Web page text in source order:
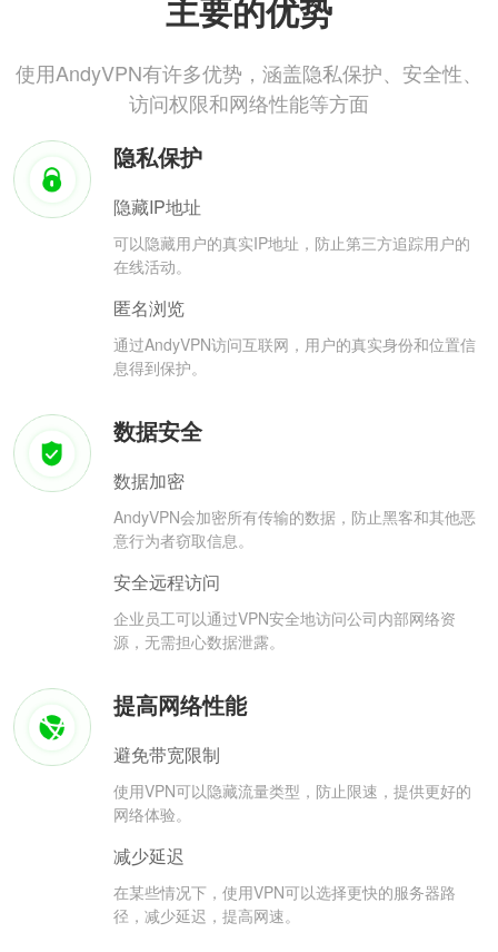
主要的优势
使用AndyVPN有许多优势，涵盖隐私保护、安全性、
访问权限和网络性能等方面
隐私保护
隐藏IP地址
可以隐藏用户的真实IP地址，防止第三方追踪用户的
在线活动。
匿名浏览
通过AndyVPN访问互联网，用户的真实身份和位置信
息得到保护。
数据安全
数据加密
AndyVPN会加密所有传输的数据，防止黑客和其他恶
意行为者窃取信息。
安全远程访问
企业员工可以通过VPN安全地访问公司内部网络资
源，无需担心数据泄露。
提高网络性能
避免带宽限制
使用VPN可以隐藏流量类型，防止限速，提供更好的
网络体验。
减少延迟
在某些情况下，使用VPN可以选择更快的服务器路
径，减少延迟，提高网速。